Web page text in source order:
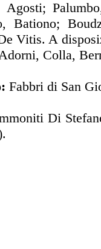
Agosti;
Bationo;
Vitis. A
Colla,
Fabbri di San
Di